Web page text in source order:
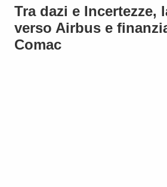
Tra dazi e Incertezze,
verso Airbus e
Comac